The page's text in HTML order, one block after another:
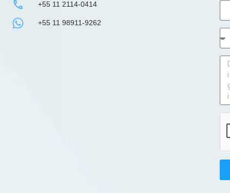
+55 11 2114-0414
+55 11 98911-9262